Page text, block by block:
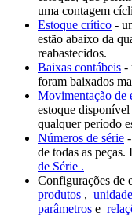
uma contagem
Estoque crítico -
estão abaixo da
reabastecidos.
Baixas contábeis -
foram baixados
Movimentação de
estoque disponível
qualquer período
Números de série
de todas as
de Série .
Configurações de
produtos ,
parâmetros e